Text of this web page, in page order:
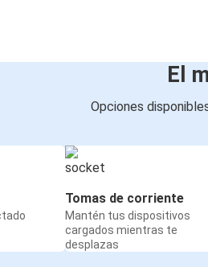
El
Opciones
Tomas de corriente
Mantén tus dispositivos
cargados mientras te
desplazas